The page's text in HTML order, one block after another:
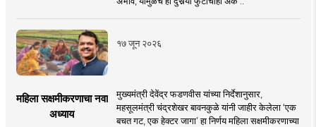
१७ जून २०२६
महिला सक्षमीकरणाचा नवा
अध्याय
मुख्यमंत्री देवेंद्र फडणवीस यांच्या निर्देशानुसार,
महसूलमंत्री चंद्रशेखर बावनकुळे यांनी जाहीर केलेला ‘एक
बचत गट, एक हेक्टर जागा’ हा निर्णय महिला सक्षमीकरणाच्या